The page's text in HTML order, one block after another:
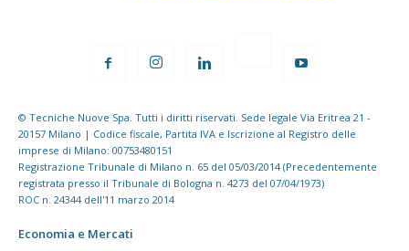
© Tecniche Nuove Spa. Tutti i diritti riservati. Sede legale Via Eritrea 21 -
20157 Milano | Codice fiscale, Partita IVA e Iscrizione al Registro delle
imprese di Milano: 00753480151
Registrazione Tribunale di Milano n. 65 del 05/03/2014 (Precedentemente
registrata presso il Tribunale di Bologna n. 4273 del 07/04/1973)
ROC n. 24344 dell'11 marzo 2014
Economia e Mercati